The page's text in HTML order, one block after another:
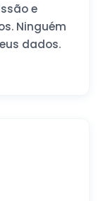
e
Ninguém
dados.